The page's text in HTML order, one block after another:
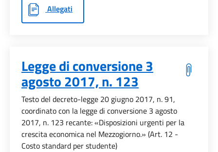
Allegati
Legge di conversione 3
agosto 2017, n. 123
Testo del decreto-legge 20 giugno 2017, n. 91,
coordinato con la legge di conversione 3 agosto
2017, n. 123 recante: «Disposizioni urgenti per la
crescita economica nel Mezzogiorno.» (Art. 12 -
Costo standard per studente)